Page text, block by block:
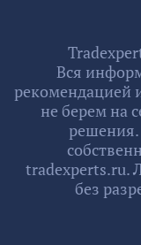
Вся
рекомендацией
не берем на
решения.
tradexperts.ru.
без